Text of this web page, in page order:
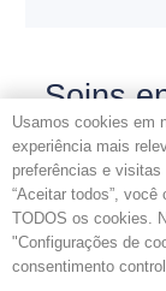
Soins
La Clinique
personne à
Usamos cookies em
experiência mais
preferências e
“Aceitar todos”,
TODOS os cookies.
"Configurações de
consentimento